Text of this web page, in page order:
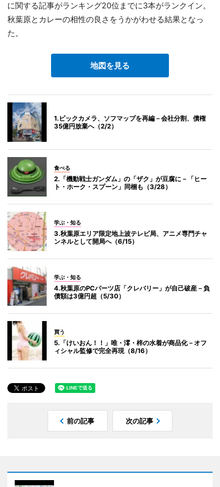
に関する記事がランキング20位までに3本がランクイン。
秋葉原とカレーの相性の良さをうかがわせる結果となっ
た。
地図を見る
1.ビックカメラ、ソフマップを再編－会社分割、債権
35億円放棄へ（2/2）
食べる
2.「機動戦士ガンダム」の「ザク」が豆腐に－「ヒー
ト・ホーク・スプーン」同梱も（3/28）
学ぶ・知る
3.秋葉原エリア限定地上波テレビ局、アニメ専門チャ
ンネルとして開局へ（6/15）
学ぶ・知る
4.秋葉原のPCパーツ店「クレバリー」が自己破産－負
債額は3億円超（5/30）
買う
5.「けいおん！！」唯・澪・梓の水着が商品化－オフ
ィシャル監修で完全再現（8/16）
前の記事 次の記事